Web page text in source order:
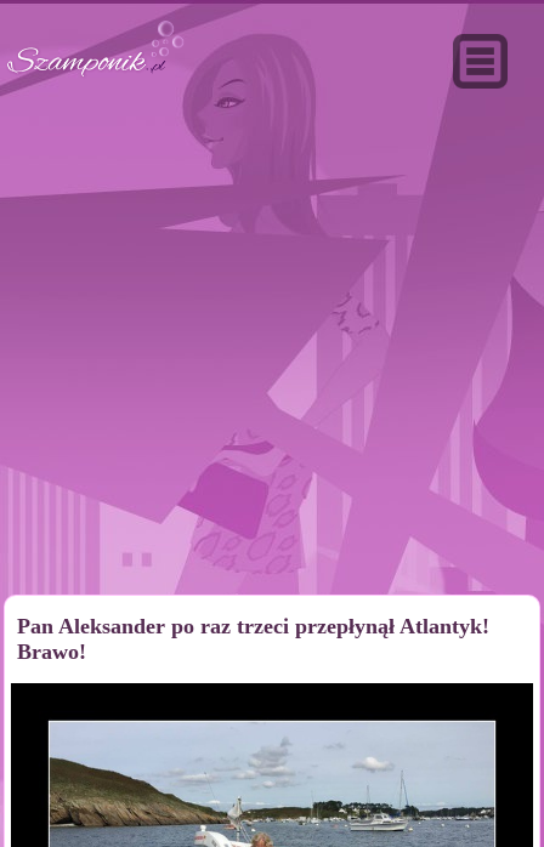
Pan Aleksander po raz trzeci przepłynął Atlantyk!
Brawo!